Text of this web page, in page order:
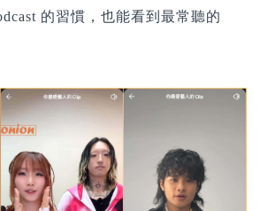
的習慣，也能看到最常聽的